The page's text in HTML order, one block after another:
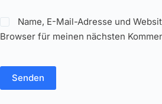
Name, E-Mail-Adresse und
Browser für meinen nächsten
Senden